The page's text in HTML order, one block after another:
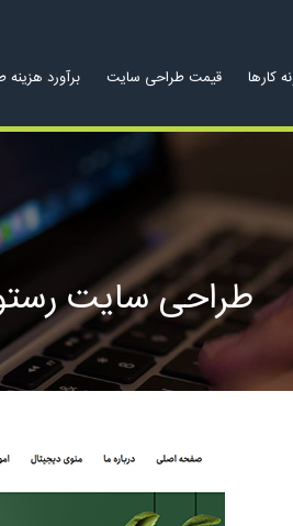
کارها قیمت طراحی سایت برآورد
طراحی سایت